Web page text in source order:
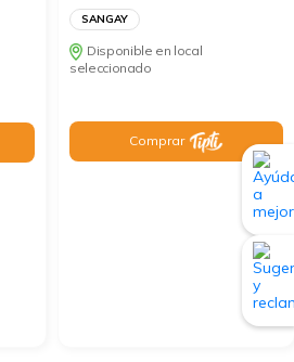
SANGAY
Disponible en local
seleccionado
Comprar